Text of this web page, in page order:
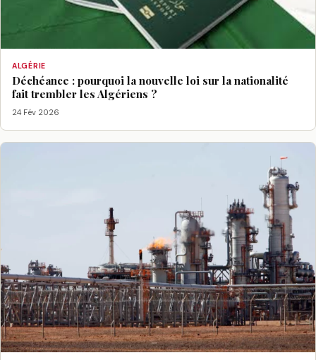
ALGÉRIE
Déchéance : pourquoi la nouvelle loi sur la nationalité
fait trembler les Algériens ?
24 Fév 2026